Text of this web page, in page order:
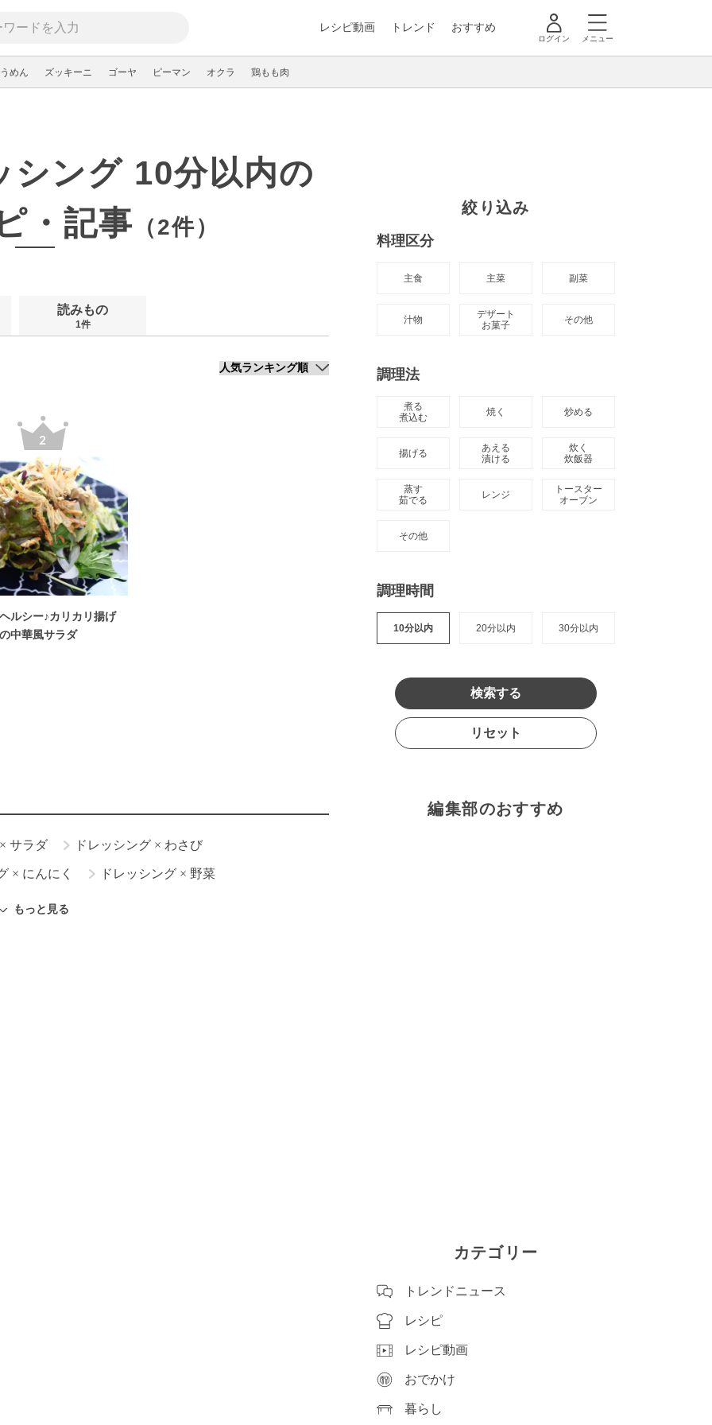
レシピ動画 トレンド おすすめ
ログイン メニュー
めん ズッキーニ ゴーヤ ピーマン オクラ 鶏もも肉
シング 10分以内の
・記事 （2件）
読みもの
1件
ルシー♪カリカリ揚げ
中華風サラダ
サラダ ドレッシング × わさび
× にんにく ドレッシング × 野菜
もっと見る
絞り込み
料理区分
主食 主菜 副菜
汁物
デザート
お菓子
その他
調理法
煮る
煮込む
焼く 炒める
揚げる
あえる
漬ける
炊く
炊飯器
蒸す
茹でる
レンジ
トースター
オーブン
その他
調理時間
10分以内 20分以内 30分以内
検索する
リセット
編集部のおすすめ
カテゴリー
トレンドニュース
レシピ
レシピ動画
おでかけ
暮らし